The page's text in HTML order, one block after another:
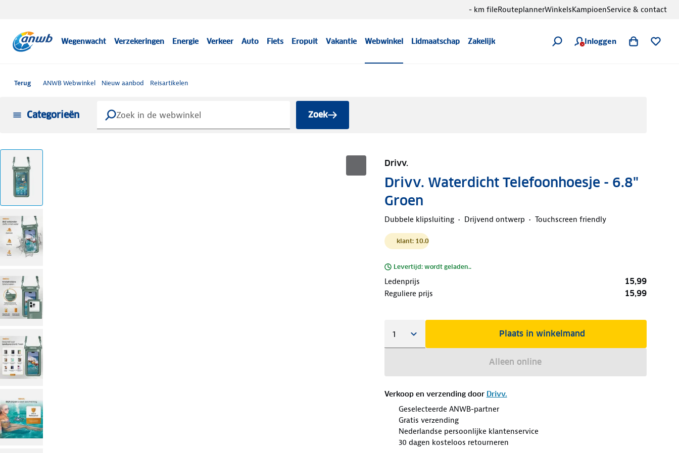
Wegenwacht Verzekeringen Energie Verkeer Auto Fiets Eropuit Vakantie Webwinkel Lidmaatschap Zakelijk Inloggen
- km fileRouteplannerWinkelsKampioenService & contact
Terug ANWB Webwinkel Nieuw aanbod Reisartikelen
Categorieën Zoek
Drivv.
Drivv. Waterdicht Telefoonhoesje - 6.8"
Groen
Dubbele klipsluiting Drijvend ontwerp Touchscreen friendly
klant: 10.0
Levertijd: wordt geladen..
Ledenprijs 15,99
Reguliere prijs 15,99
Plaats in winkelmand
Alleen online
Verkoop en verzending door Drivv.
Geselecteerde ANWB-partner
Gratis verzending
Nederlandse persoonlijke klantenservice
30 dagen kosteloos retourneren